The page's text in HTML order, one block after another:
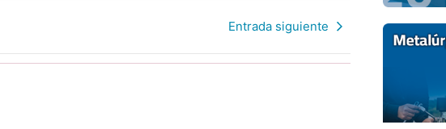
Entrada siguiente